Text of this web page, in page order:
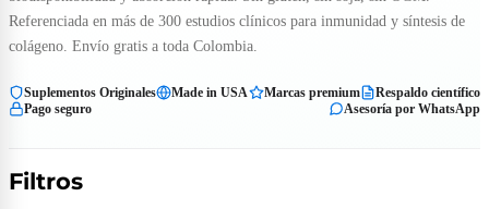
Referenciada en más de 300 estudios clínicos para inmunidad y síntesis de
colágeno. Envío gratis a toda Colombia.
Suplementos Originales Made in USA Marcas premium
Respaldo científico
Pago seguro
Asesoría por WhatsApp
Filtros